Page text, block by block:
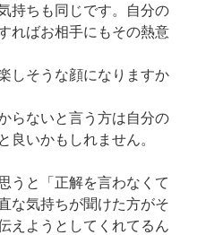
持ちも同じです。自分の
ればお相手にもその熱意
しそうな顔になりますか
らないと言う方は自分の
良いかもしれません。
うと「正解を言わなくて
な気持ちが聞けた方がそ
えようとしてくれてるん